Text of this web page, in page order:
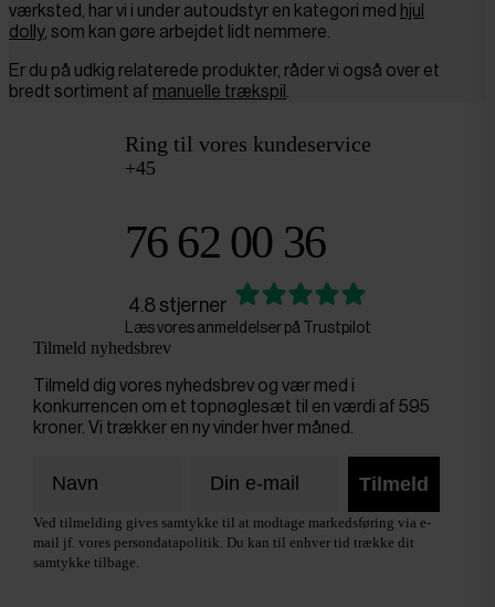
værksted, har vi i under autoudstyr en kategori med hjul
dolly, som kan gøre arbejdet lidt nemmere.
Er du på udkig relaterede produkter, råder vi også over et
bredt sortiment af manuelle trækspil
Ring til vores kundeservice
+45
76 62 00 36
4.8 stjerner
Læs vores anmeldelser på Trustpilot
Tilmeld nyhedsbrev
Tilmeld dig vores nyhedsbrev og vær med i
konkurrencen om et topnøglesæt til en værdi af 595
kroner. Vi trækker en ny vinder hver måned.
Tilmeld
Ved tilmelding gives samtykke til at modtage markedsføring via e-
mail jf. vores persondatapolitik. Du kan til enhver tid trække dit
samtykke tilbage.